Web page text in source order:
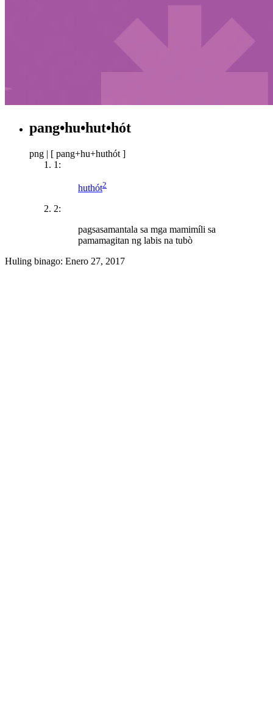
pang•hu•hut•hót
png | [ pang+hu+huthót ]
1:
huthót2
2:
pagsasamantala sa mga mamimíli sa
pamamagitan ng labis na tubò
Huling binago: Enero 27, 2017